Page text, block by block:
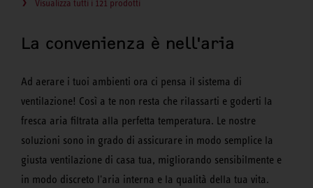
Visualizza tutti i 121 prodotti
La convenienza è nell'aria
Ad aerare i tuoi ambienti ora ci pensa il sistema di
ventilazione! Così a te non resta che rilassarti e goderti la
fresca aria filtrata alla perfetta temperatura. Le nostre
soluzioni sono in grado di assicurare in modo semplice la
giusta ventilazione di casa tua, migliorando sensibilmente e
in modo discreto l'aria interna e la qualità della tua vita.